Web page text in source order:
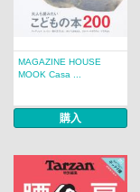
MAGAZINE HOUSE
MOOK Casa ...
購入